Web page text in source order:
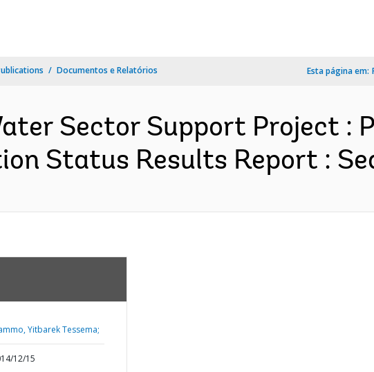
Documentos e Relatórios Esta página em:
Sector Support Project :
Status Results Report :
Yitbarek Tessema;
12/15